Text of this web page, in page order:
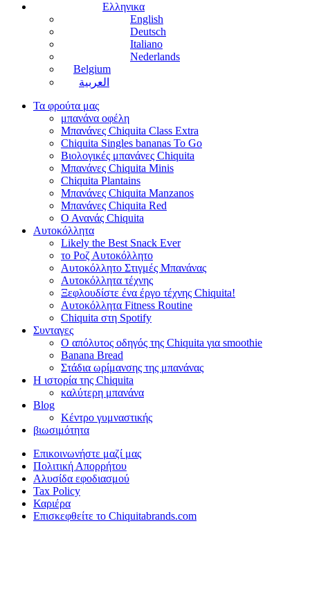
Ελληνικα
English
Deutsch
Italiano
Nederlands
Belgium
العربية
Τα φρούτα μας
μπανάνα οφέλη
Μπανάνες Chiquita Class Extra
Chiquita Singles bananas To Go
Βιολογικές μπανάνες Chiquita
Μπανάνες Chiquita Minis
Chiquita Plantains
Μπανάνες Chiquita Manzanos
Μπανάνες Chiquita Red
Ο Ανανάς Chiquita
Αυτοκόλλητα
Likely the Best Snack Ever
το Ροζ Αυτοκόλλητο
Αυτοκόλλητο Στιγμές Μπανάνας
Αυτοκόλλητα τέχνης
Ξεφλουδίστε ένα έργο τέχνης Chiquita!
Αυτοκόλλητα Fitness Routine
Chiquita στη Spotify
Συνταγες
Ο απόλυτος οδηγός της Chiquita για smoothie
Banana Bread
Στάδια ωρίμανσης της μπανάνας
Η ιστορία της Chiquita
καλύτερη μπανάνα
Blog
Κέντρο γυμναστικής
βιωσιμότητα
Επικοινωνήστε μαζί μας
Πολιτική Απορρήτου
Αλυσίδα εφοδιασμού
Tax Policy
Καριέρα
Επισκεφθείτε το Chiquitabrands.com